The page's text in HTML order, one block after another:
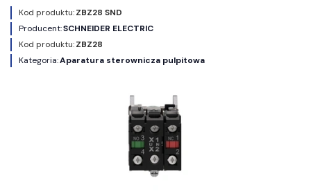
Kod produktu:ZBZ28 SND
Producent:SCHNEIDER ELECTRIC
Kod produktu:ZBZ28
Kategoria:Aparatura sterownicza pulpitowa